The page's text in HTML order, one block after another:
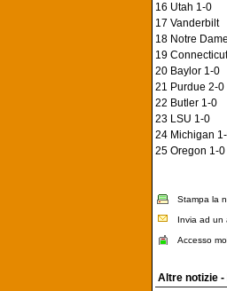
16 Utah 1-0
17
18 Notre
19
20 Baylor 1-0
21 Purdue 2-0
22 Butler 1-0
23 LSU 1-0
24 Michigan
25 Oregon 1-0
Stampa la
Invia ad un
Accesso
Altre notizie -